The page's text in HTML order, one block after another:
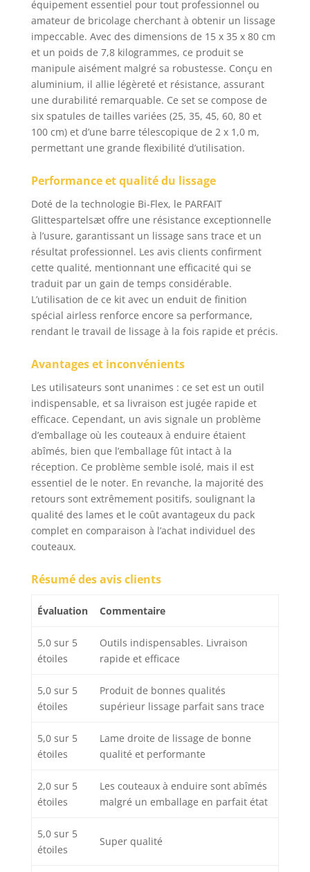
pour assembler les
différents éléments du
système Application
professionnelle:
Permet un lissage
rapide des grandes
surfaces sans
gaspillage de plâtre et
avec un travail de
ponçage réduit
Polyvalence
pour une utilisation au
bureau, à la maison ou
pour divers travaux de
finition
équipement essentiel pour tout professionnel ou
amateur de bricolage cherchant à obtenir un lissage
impeccable. Avec des dimensions de 15 x 35 x 80 cm
et un poids de 7,8 kilogrammes, ce produit se
manipule aisément malgré sa robustesse. Conçu en
aluminium, il allie légèreté et résistance, assurant
une durabilité remarquable. Ce set se compose de
six spatules de tailles variées (25, 35, 45, 60, 80 et
100 cm) et d’une barre télescopique de 2 x 1,0 m,
permettant une grande flexibilité d’utilisation.
Performance et qualité du lissage
Doté de la technologie Bi-Flex, le PARFAIT
Glittespartelsæt offre une résistance exceptionnelle
à l’usure, garantissant un lissage sans trace et un
résultat professionnel. Les avis clients confirment
cette qualité, mentionnant une efficacité qui se
traduit par un gain de temps considérable.
L’utilisation de ce kit avec un enduit de finition
spécial airless renforce encore sa performance,
rendant le travail de lissage à la fois rapide et précis.
Avantages et inconvénients
Les utilisateurs sont unanimes : ce set est un outil
indispensable, et sa livraison est jugée rapide et
efficace. Cependant, un avis signale un problème
d’emballage où les couteaux à enduire étaient
abîmés, bien que l’emballage fût intact à la
réception. Ce problème semble isolé, mais il est
essentiel de le noter. En revanche, la majorité des
retours sont extrêmement positifs, soulignant la
qualité des lames et le coût avantageux du pack
complet en comparaison à l’achat individuel des
couteaux.
Résumé des avis clients
Évaluation Commentaire
5,0 sur 5
étoiles
Outils indispensables. Livraison
rapide et efficace
5,0 sur 5
étoiles
Produit de bonnes qualités
supérieur lissage parfait sans trace
5,0 sur 5
étoiles
Lame droite de lissage de bonne
qualité et performante
2,0 sur 5
étoiles
Les couteaux à enduire sont abîmés
malgré un emballage en parfait état
5,0 sur 5
étoiles
Super qualité